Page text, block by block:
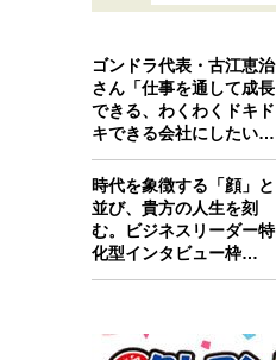
ゴンドラ代表・古江恵治
さん「仕事を通して成長
できる、わくわくドキド
キできる会社にしたいと
考えたんで…
時代を象徴する「顔」と
並び、貴方の人生を刻
む。ビジネスリーダー特
化型インタビュー枠
『Key person』始…